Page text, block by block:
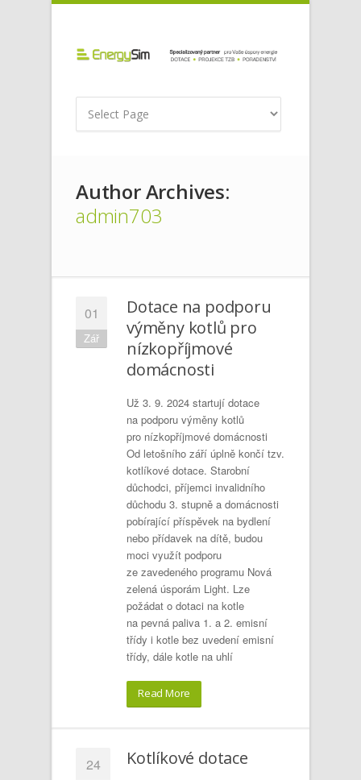
Author Archives:
admin703
01
Zář
Dotace na podporu
výměny kotlů pro
nízkopříjmové
domácnosti
Už 3. 9. 2024 startují dotace
na podporu výměny kotlů
pro nízkopříjmové domácnosti
Od letošního září úplně končí tzv.
kotlíkové dotace. Starobní
důchodci, příjemci invalidního
důchodu 3. stupně a domácnosti
pobírající příspěvek na bydlení
nebo přídavek na dítě, budou
moci využít podporu
ze zavedeného programu Nová
zelená úsporám Light. Lze
požádat o dotaci na kotle
na pevná paliva 1. a 2. emisní
třídy i kotle bez uvedení emisní
třídy, dále kotle na uhlí
Read More
24 Kotlíkové dotace